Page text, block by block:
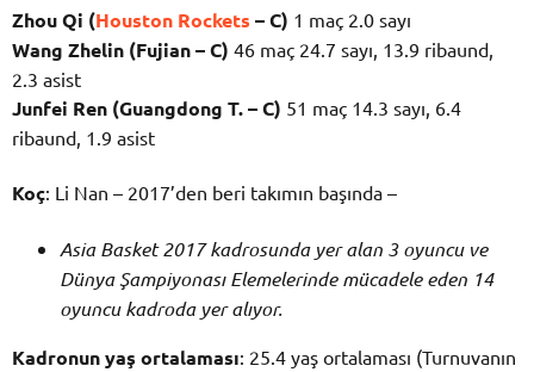
Zhou Qi (Houston Rockets – C) 1 maç 2.0 sayı
Wang Zhelin (Fujian – C) 46 maç 24.7 sayı, 13.9 ribaund,
2.3 asist
Junfei Ren (Guangdong T. – C) 51 maç 14.3 sayı, 6.4
ribaund, 1.9 asist
Koç: Li Nan – 2017’den beri takımın başında –
Asia Basket 2017 kadrosunda yer alan 3 oyuncu ve
Dünya Şampiyonası Elemelerinde mücadele eden 14
oyuncu kadroda yer alıyor.
Kadronun yaş ortalaması: 25.4 yaş ortalaması (Turnuvanın